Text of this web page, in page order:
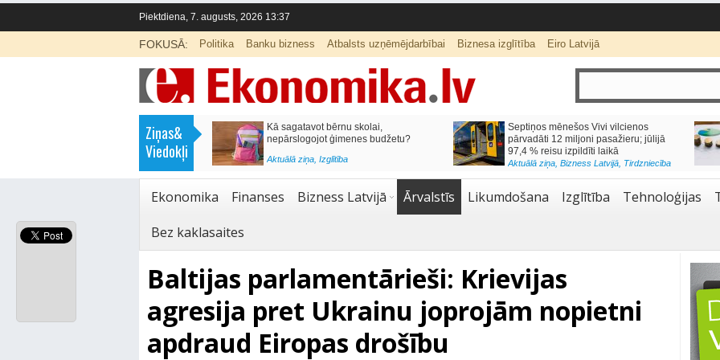
Piektdiena, 7. augusts, 2026 13:37
FOKUSĀ: Politika Banku bizness Atbalsts uzņēmējdarbībai Biznesa izglītība Eiro Latvijā
Ziņas&
Viedokļi
Labklājības ministrija rosina reformēt
un būtiski uzlabot vecāku pabalstu
Kā sagatavot bērnu skolai,
nepārslogojot ģimenes budžetu?
Aktuālā ziņa,Izglītība
Septiņos mēnešos Vivi vilcienos
pārvadāti 12 miljoni pasažieru; jūlijā
97,4 % reisu izpildīti laikā
Aktuālā ziņa,Bizness Latvijā,Tirdzniecība
Ekonomika Finanses Bizness Latvijā Ārvalstīs Likumdošana Izglītība Tehnoloģijas
Bez kaklasaites
Baltijas parlamentārieši: Krievijas
agresija pret Ukrainu joprojām nopietni
apdraud Eiropas drošību